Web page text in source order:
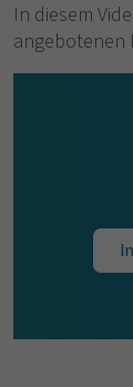
In diesem
angebotenen